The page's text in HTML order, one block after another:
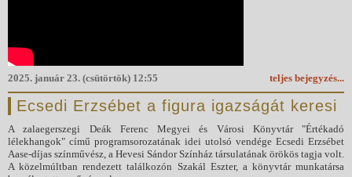
teljes bejegyzés...
2025. január 23. (csütörtök) 12:55
Ecsedi Erzsébet a figura igazságát keresi
A zalaegerszegi Deák Ferenc Megyei és Városi Könyvtár "Értékadó
lélekhangok" című programsorozatának idei utolsó vendége Ecsedi Erzsébet
Aase-díjas színművész, a Hevesi Sándor Színház társulatának örökös tagja volt.
A közelmúltban rendezett találkozón Szakál Eszter, a könyvtár munkatársa